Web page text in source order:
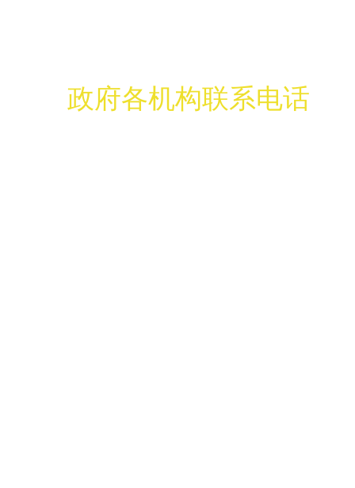
政府各机构联系电话